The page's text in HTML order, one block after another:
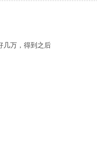
几万，得到之后